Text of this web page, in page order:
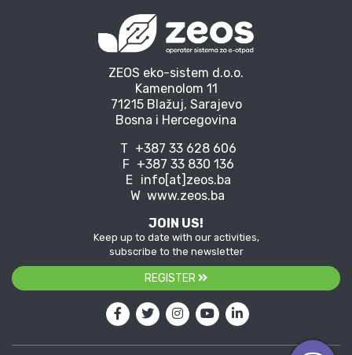
ZEOS eko-sistem d.o.o.
Kamenolom 11
71215 Blažuj, Sarajevo
Bosna i Hercegovina
T +387 33 628 606
F +387 33 830 136
E info[at]zeos.ba
W www.zeos.ba
JOIN US!
Keep up to date with our activities,
subscribe to the newsletter
REGISTER